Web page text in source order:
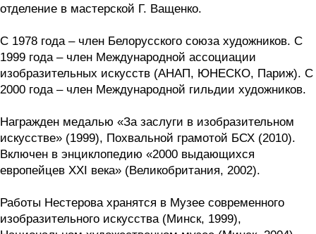
отделение в мастерской Г. Ващенко.
С 1978 года – член Белорусского союза художников. С
1999 года – член Международной ассоциации
изобразительных искусств (АНАП, ЮНЕСКО, Париж). С
2000 года – член Международной гильдии художников.
Награжден медалью «За заслуги в изобразительном
искусстве» (1999), Похвальной грамотой БСХ (2010).
Включен в энциклопедию «2000 выдающихся
европейцев XXI века» (Великобритания, 2002).
Работы Нестерова хранятся в Музее современного
изобразительного искусства (Минск, 1999),